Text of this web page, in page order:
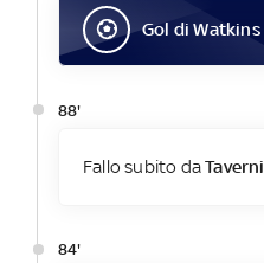
Gol diWatkins
88'
Fallo subito da
84'